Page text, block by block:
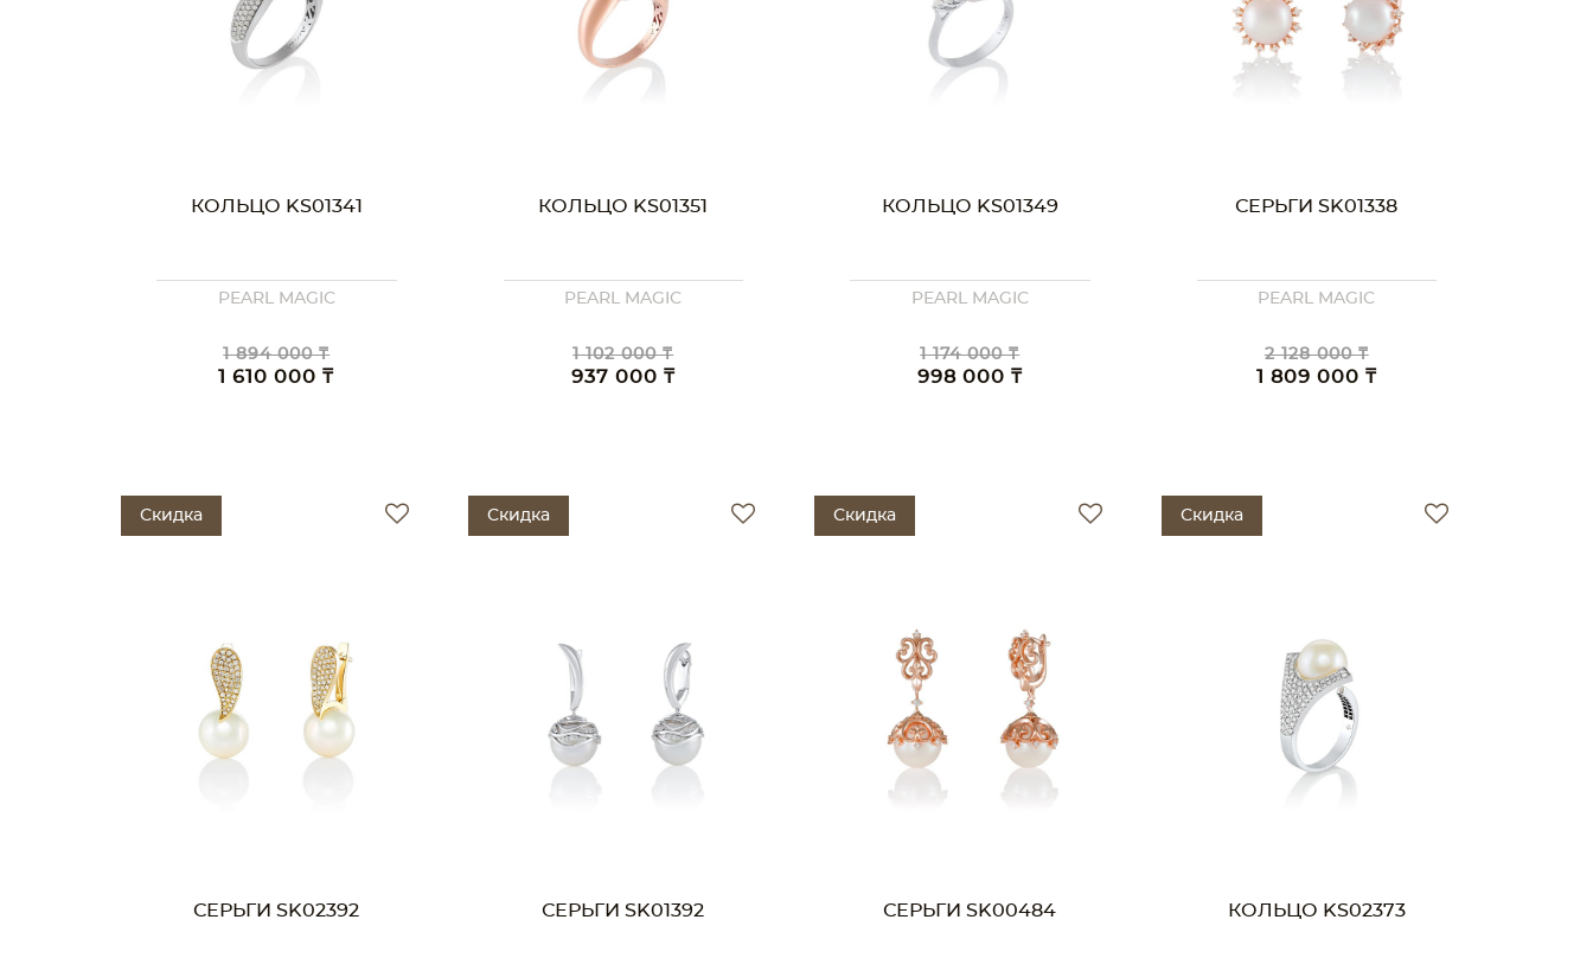
КОЛЬЦО KS01341
PEARL MAGIC
1 894 000 ₸
1 610 000 ₸
КОЛЬЦО KS01351
PEARL MAGIC
1 102 000 ₸
937 000 ₸
КОЛЬЦО KS01349
PEARL MAGIC
1 174 000 ₸
998 000 ₸
СЕРЬГИ SK01338
PEARL MAGIC
2 128 000 ₸
1 809 000 ₸
Скидка
СЕРЬГИ SK02392
Скидка
СЕРЬГИ SK01392
Скидка
СЕРЬГИ SK00484
Скидка
КОЛЬЦО KS02373